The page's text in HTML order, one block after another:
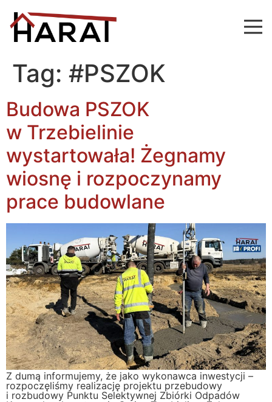
Tag: #PSZOK
Budowa PSZOK
w Trzebielinie
wystartowała! Żegnamy
wiosnę i rozpoczynamy
prace budowlane
Z dumą informujemy, że jako wykonawca inwestycji –
rozpoczęliśmy realizację projektu przebudowy
i rozbudowy Punktu Selektywnej Zbiórki Odpadów